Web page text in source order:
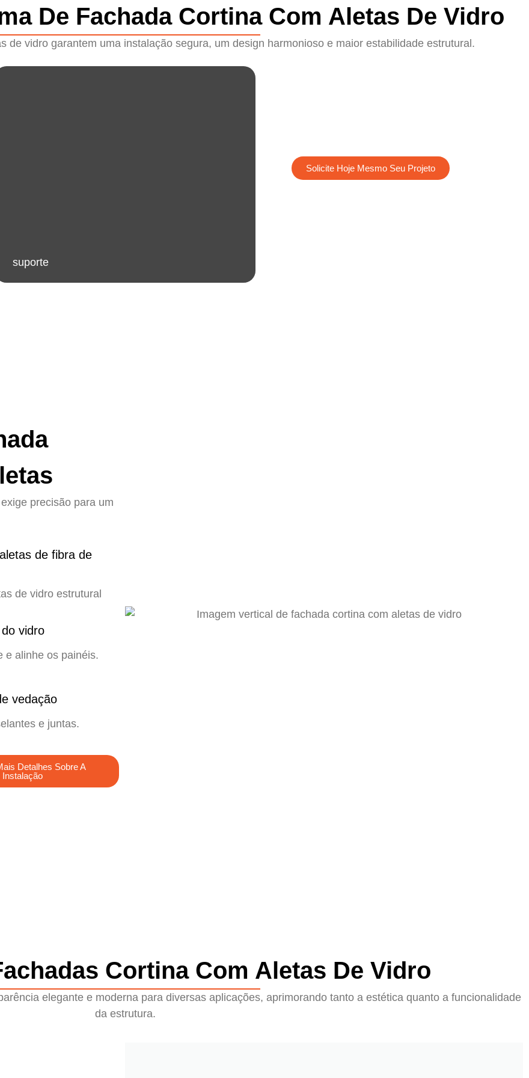
De Fachada Cortina Com Aletas De Vidro
de vidro garantem uma instalação segura, um design harmonioso e maior estabilidade estrutural.
suporte
Solicite Hoje Mesmo Seu Projeto
precisão para um
de fibra de
de vidro estrutural
vidro
e alinhe os painéis.
vedação
e juntas.
Detalhes Sobre A
Instalação
Cortina Com Aletas De Vidro
elegante e moderna para diversas aplicações, aprimorando tanto a estética quanto a funcionalidade
da estrutura.